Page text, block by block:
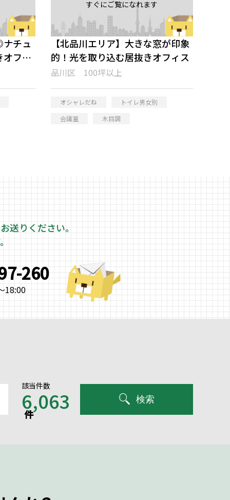
チュ
フィ
すぐにご覧になれます
【北品川エリア】大きな窓が印象
的！光を取り込む居抜きオフィス
品川区 100坪以上
オシャレだね
トイレ男女別
会議室
木目調
送りください。
260
18:00
該当件数
6,063
件
検索